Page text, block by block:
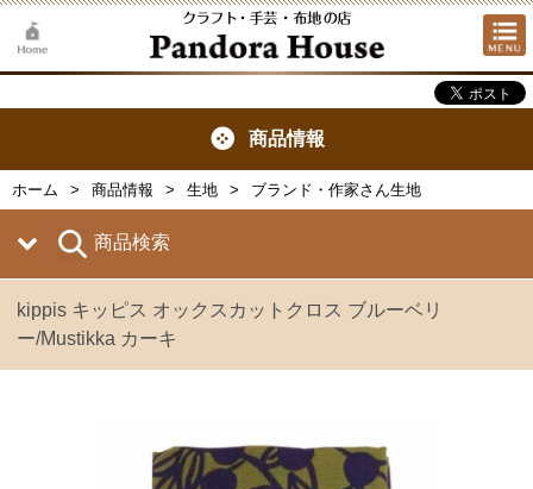
商品情報
ホーム 商品情報 生地 ブランド・作家さん生地
商品検索
kippis キッピス オックスカットクロス ブルーベリ
ー/Mustikka カーキ